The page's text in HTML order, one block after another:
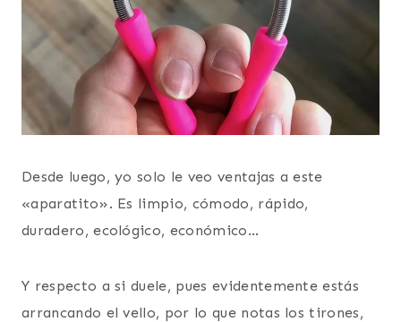
Desde luego, yo solo le veo ventajas a este
«aparatito». Es limpio, cómodo, rápido,
duradero, ecológico, económico…
Y respecto a si duele, pues evidentemente estás
arrancando el vello, por lo que notas los tirones,